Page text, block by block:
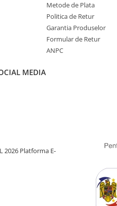
Metode de Plata
Politica de Retur
Garantia Produselor
Formular de Retur
ANPC
MEDIA
2026 Platforma E-